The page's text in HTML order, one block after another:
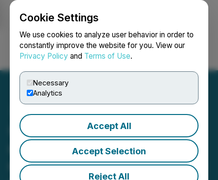
Cookie Settings
We use cookies to analyze user behavior in order to
constantly improve the website for you. View our
Privacy Policy and Terms of Use.
Necessary
Analytics
Accept All
Accept Selection
Reject All
Login Search Français
QIMC annonce une
découverte majeure
d'hydrogène naturel propre